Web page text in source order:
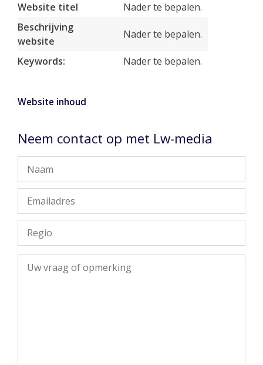
Website titel
Nader te bepalen.
Beschrijving
website
Nader te bepalen.
Keywords: Nader te bepalen.
Website inhoud
Neem contact op met Lw-media